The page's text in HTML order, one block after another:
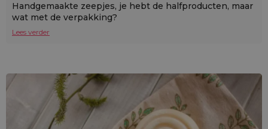
Handgemaakte zeepjes, je hebt de halfproducten, maar
wat met de verpakking?
Lees verder